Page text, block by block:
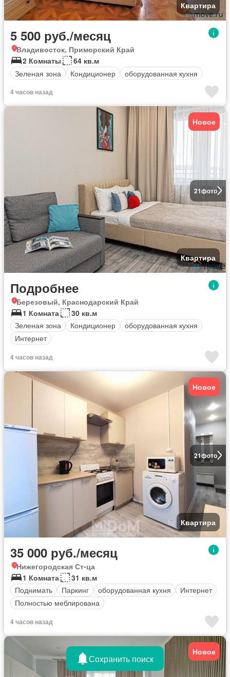
Квартира
5 500 руб./месяц
Владивосток, Приморский Край
2 Комнаты
64 кв.м
Зеленая зона
Кондиционер оборудованная кухня
4 часов назад
21фото
Новое
Квартира
Подробнее
Березовый, Краснодарский Край
1 Комната
30 кв.м
Зеленая зона
Кондиционер
оборудованная кухня
Интернет
4 часов назад
21фото
Новое
Квартира
35 000 руб./месяц
Нижегородская Ст-ца
1 Комната
31 кв.м
Поднимать
Паркинг оборудованная кухня
Интернет
Полностью меблирована
4 часов назад
Новое
Сохранить поиск